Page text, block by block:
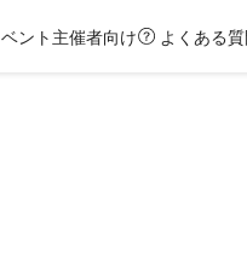
ント主催者向け よくある